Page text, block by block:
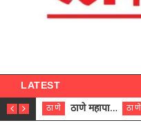
LATEST
ठाणे ठाणे महापालिकेच्या नऊ प्रभाग समित्यांवर अध्यक्ष विराजमान ठाणे